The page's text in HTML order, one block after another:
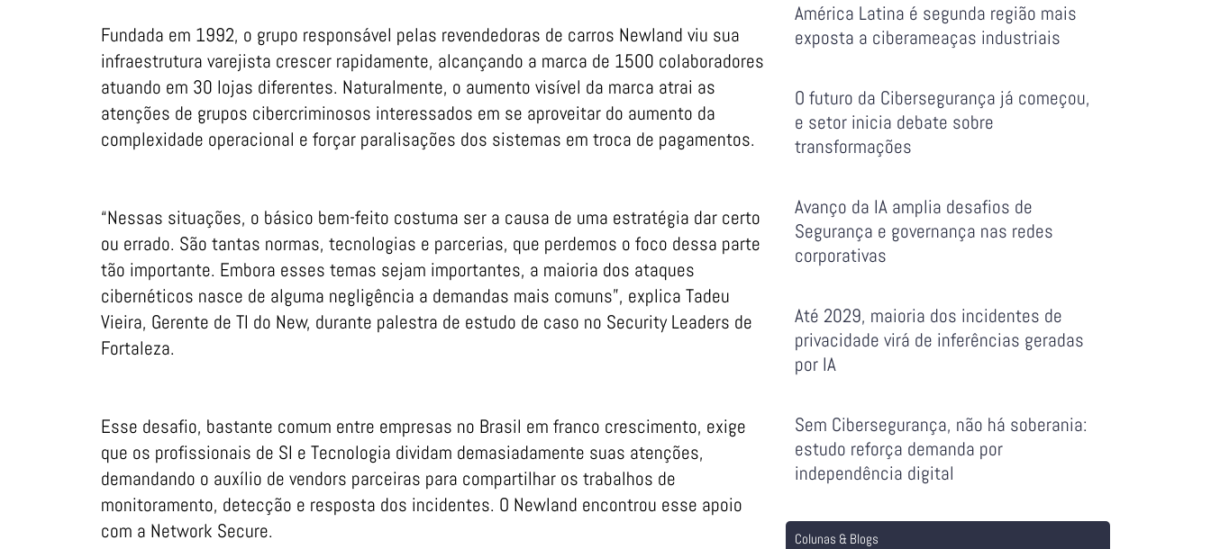
Fundada em 1992, o grupo responsável pelas revendedoras de carros Newland viu sua
infraestrutura varejista crescer rapidamente, alcançando a marca de 1500 colaboradores
atuando em 30 lojas diferentes. Naturalmente, o aumento visível da marca atrai as
atenções de grupos cibercriminosos interessados em se aproveitar do aumento da
complexidade operacional e forçar paralisações dos sistemas em troca de pagamentos.
“Nessas situações, o básico bem-feito costuma ser a causa de uma estratégia dar certo
ou errado. São tantas normas, tecnologias e parcerias, que perdemos o foco dessa parte
tão importante. Embora esses temas sejam importantes, a maioria dos ataques
cibernéticos nasce de alguma negligência a demandas mais comuns”, explica Tadeu
Vieira, Gerente de TI do New, durante palestra de estudo de caso no Security Leaders de
Fortaleza.
Esse desafio, bastante comum entre empresas no Brasil em franco crescimento, exige
que os profissionais de SI e Tecnologia dividam demasiadamente suas atenções,
demandando o auxílio de vendors parceiras para compartilhar os trabalhos de
monitoramento, detecção e resposta dos incidentes. O Newland encontrou esse apoio
com a Network Secure.
América Latina é segunda região mais
exposta a ciberameaças industriais
O futuro da Cibersegurança já começou,
e setor inicia debate sobre
transformações
Avanço da IA amplia desafios de
Segurança e governança nas redes
corporativas
Até 2029, maioria dos incidentes de
privacidade virá de inferências geradas
por IA
Sem Cibersegurança, não há soberania:
estudo reforça demanda por
independência digital
Colunas & Blogs